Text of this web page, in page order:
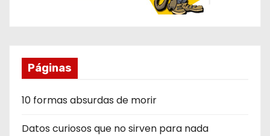
Páginas
10 formas absurdas de morir
Datos curiosos que no sirven para nada